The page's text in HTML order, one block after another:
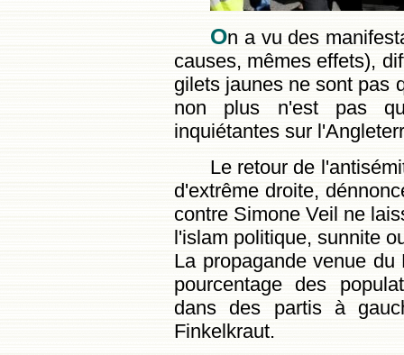
On a vu des
causes, mêmes effets),
gilets jaunes ne sont pas
non plus n'est pas
inquiétantes sur
Le retour de
d'extrême droite,
contre Simone Veil ne
l'islam politique, sunnite
La propagande venue
pourcentage des
dans des partis à
Finkelkraut.